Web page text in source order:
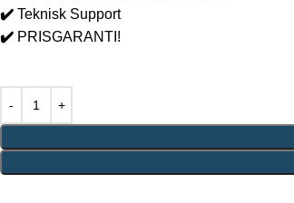
✔️ Teknisk Support
✔️ PRISGARANTI!